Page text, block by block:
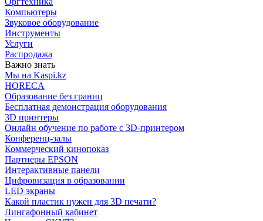
Компьютеры
Звуковое оборудование
Инструменты
Услуги
Распродажа
Важно знать
Мы на Kaspi.kz
HORECA
Образование без границ
Бесплатная демонстрация оборудования
3D принтеры
Онлайн обучение по работе с 3D-принтером
Конференц-залы
Коммерческий кинопоказ
Партнеры EPSON
Интерактивные панели
Цифровизация в образовании
LED экраны
Какой пластик нужен для 3D печати?
Лингафонный кабинет